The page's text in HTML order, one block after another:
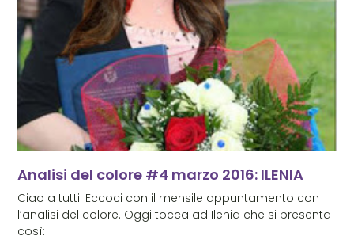
Analisi del colore #4 marzo 2016: ILENIA
Ciao a tutti! Eccoci con il mensile appuntamento con
l’analisi del colore. Oggi tocca ad Ilenia che si presenta
così: